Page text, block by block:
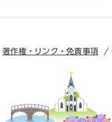
著作権・リンク・免責事項